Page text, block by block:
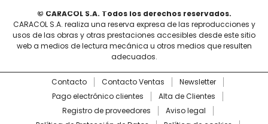
© CARACOL S.A. Todos los derechos reservados.
CARACOL S.A. realiza una reserva expresa de las reproducciones y
usos de las obras y otras prestaciones accesibles desde este sitio
web a medios de lectura mecánica u otros medios que resulten
adecuados.
Contacto Contacto Ventas
Newsletter
Pago electrónico clientes
Alta de Clientes
Registro de proveedores
Aviso legal